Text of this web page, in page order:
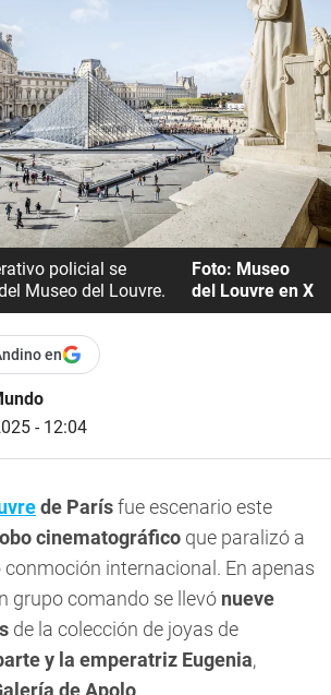
policial se
Museo del Louvre.
Foto: Museo
del Louvre en X
en
- 12:04
de Parísfue escenario este
cinematográfico que paralizó a
conmoción internacional. En apenas
grupo comando se llevó nueve
de la colección de joyas de
y la emperatriz Eugenia,
de Apolo.